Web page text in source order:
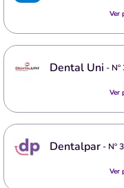
Ver
Dental Uni - Nº
Ver
Dentalpar- Nº
Ver